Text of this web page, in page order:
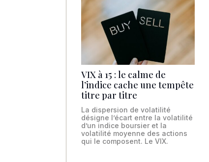
VIX à 15 : le calme de
l’indice cache une tempête
titre par titre
La dispersion de volatilité
désigne l’écart entre la volatilité
d’un indice boursier et la
volatilité moyenne des actions
qui le composent. Le VIX.